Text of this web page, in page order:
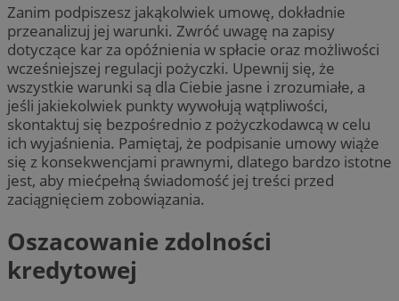
Zanim podpiszesz jakąkolwiek umowę, dokładnie
przeanalizuj jej warunki. Zwróć uwagę na zapisy
dotyczące kar za opóźnienia w spłacie oraz możliwości
wcześniejszej regulacji pożyczki. Upewnij się, że
wszystkie warunki są dla Ciebie jasne i zrozumiałe, a
jeśli jakiekolwiek punkty wywołują wątpliwości,
skontaktuj się bezpośrednio z pożyczkodawcą w celu
ich wyjaśnienia. Pamiętaj, że podpisanie umowy wiąże
się z konsekwencjami prawnymi, dlatego bardzo istotne
jest, aby miećpełną świadomość jej treści przed
zaciągnięciem zobowiązania.
Oszacowanie zdolności
kredytowej